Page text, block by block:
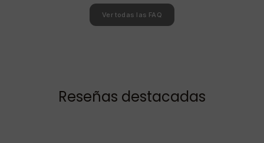
Ver todas las FAQ
Reseñas destacadas